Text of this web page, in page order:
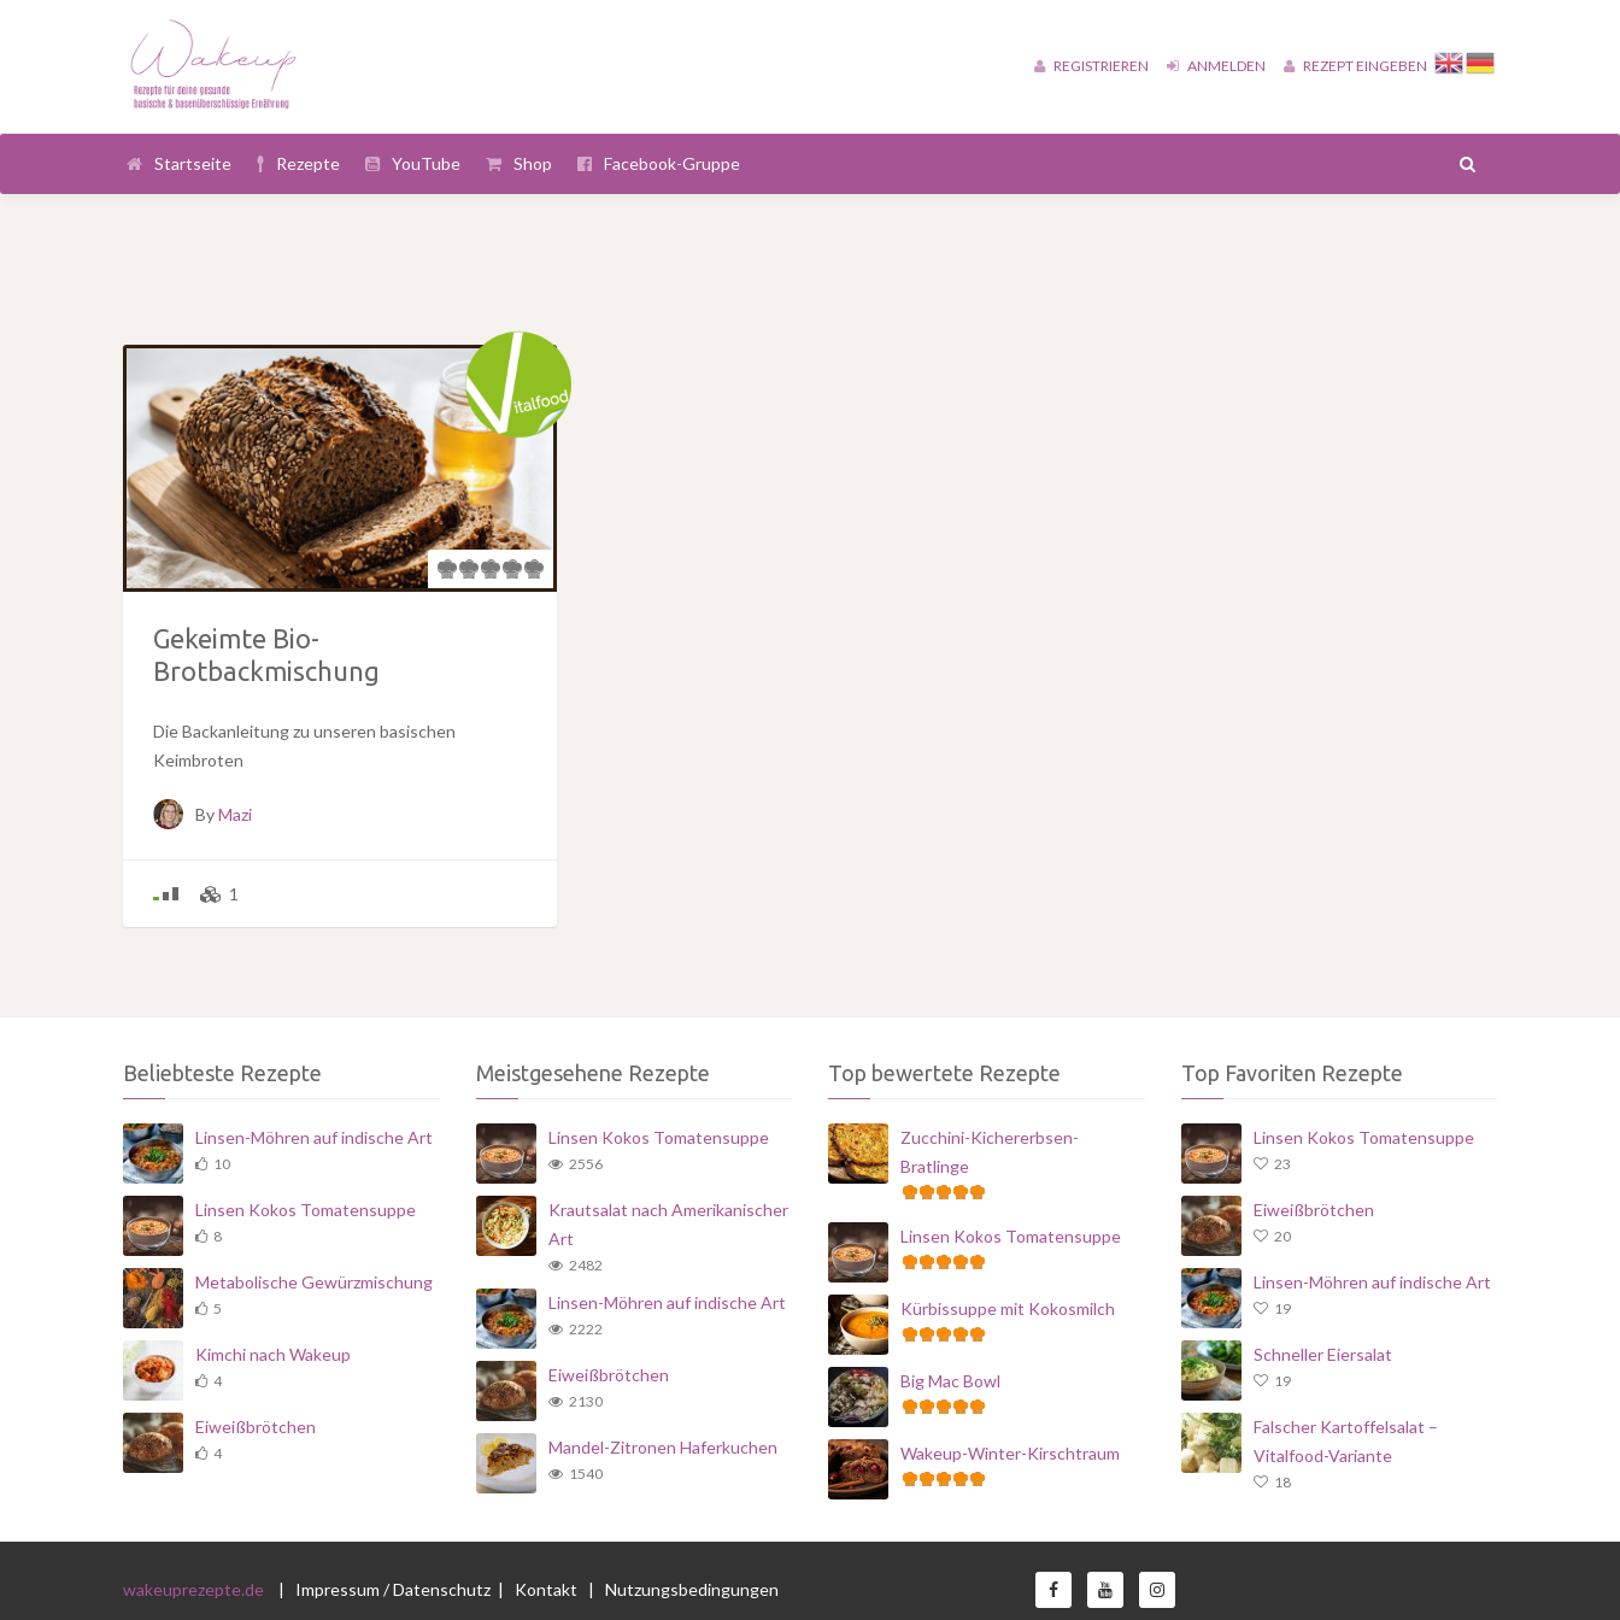
REGISTRIEREN ANMELDEN REZEPT EINGEBEN
Startseite Rezepte YouTube Shop Facebook-Gruppe
Gekeimte Bio-
Brotbackmischung
Die Backanleitung zu unseren basischen
Keimbroten
ByMazi
1
Beliebteste Rezepte
Linsen-Möhren auf indische Art
10
Linsen Kokos Tomatensuppe
8
Metabolische Gewürzmischung
5
Kimchi nach Wakeup
4
Eiweißbrötchen
4
Meistgesehene Rezepte
Linsen Kokos Tomatensuppe
2556
Krautsalat nach Amerikanischer
Art
2482
Linsen-Möhren auf indische Art
2222
Eiweißbrötchen
2130
Mandel-Zitronen Haferkuchen
1540
Top bewertete Rezepte
Zucchini-Kichererbsen-
Bratlinge
Linsen Kokos Tomatensuppe
Kürbissuppe mit Kokosmilch
Big Mac Bowl
Wakeup-Winter-Kirschtraum
Top Favoriten Rezepte
Linsen Kokos Tomatensuppe
23
Eiweißbrötchen
20
Linsen-Möhren auf indische Art
19
Schneller Eiersalat
19
Falscher Kartoffelsalat –
Vitalfood-Variante
18
wakeuprezepte.de | Impressum / Datenschutz | Kontakt | Nutzungsbedingungen